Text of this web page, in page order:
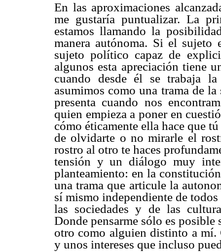
En las aproximaciones
me gustaría puntualizar. La
estamos llamando la
manera autónoma. Si el sujeto
sujeto político capaz de
algunos esta apreciación tiene
cuando desde él se trabaja
asumimos como una trama de
presenta cuando nos
quien empieza a poner en
cómo éticamente ella hace que
de olvidarte o no mirarle el
rostro al otro te haces
tensión y un diálogo muy
planteamiento: en la
una trama que articule la
sí mismo independiente de
las sociedades y de las
Donde pensarme sólo es
otro como alguien distinto a
y unos intereses que incluso